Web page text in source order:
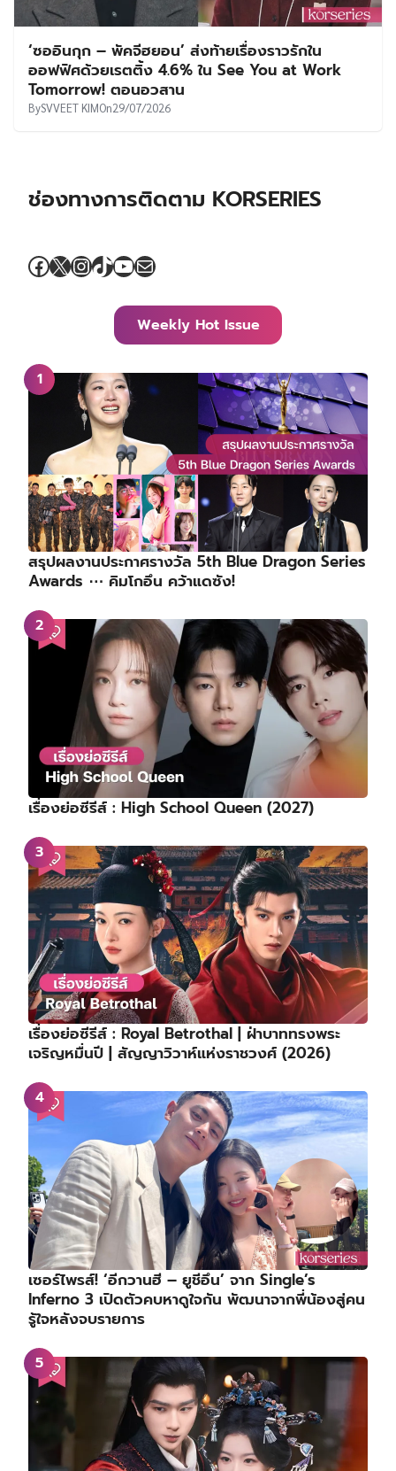
‘ซออินกุก – พัคจีฮยอน’ ส่งท้ายเรื่องราวรักใน
ออฟฟิศด้วยเรตติ้ง 4.6% ใน See You at Work
Tomorrow! ตอนอวสาน
BySVVEET KIMOn29/07/2026
ช่องทางการติดตาม KORSERIES
Facebook
X Instagram
TikTok
YouTube
Mail
Weekly Hot Issue
สรุปผลงานประกาศรางวัล 5th Blue Dragon Series
Awards ⋯ คิมโกอึน คว้าแดซัง!
เรื่องย่อซีรีส์ : High School Queen (2027)
เรื่องย่อซีรีส์ : Royal Betrothal | ฝ่าบาททรงพระ
เจริญหมื่นปี | สัญญาวิวาห์แห่งราชวงศ์ (2026)
เซอร์ไพรส์! ‘อีกวานฮี – ยูชีอึน’ จาก Single’s
Inferno 3 เปิดตัวคบหาดูใจกัน พัฒนาจากพี่น้องสู่คน
รู้ใจหลังจบรายการ